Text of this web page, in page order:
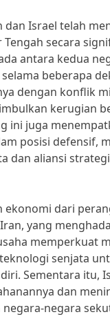
dan Israel telah
secara
antara kedua
beberapa
dengan konflik
kerugian
ini juga
posisi defensif,
dan aliansi
ekonomi dari
yang
memperkuat
senjata
Sementara itu,
dan
negara